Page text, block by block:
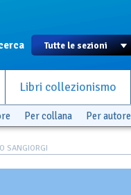
Libri collezionismo
Per collana Per autore
SANGIORGI